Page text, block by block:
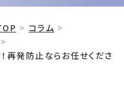
コラム
再発防止ならお任せくださ